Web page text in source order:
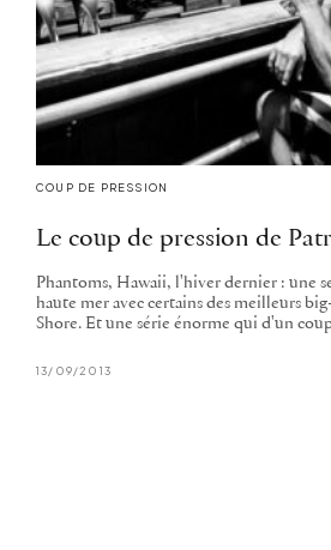
COUP DE PRESSION
Le coup de pression de
Phantoms, Hawaii, l'hiver dernier : une
haute mer avec certains des meilleurs
Shore. Et une série énorme qui d'un
13/09/2013